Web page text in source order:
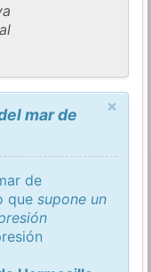
×
mar de
de
quesupone un